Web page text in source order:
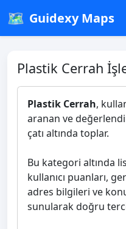
🗺️ Guidexy Maps
Plastik Cerrah
Plastik Cerrah,
aranan ve
çatı altında toplar.
Bu kategori altında
kullanıcı puanları,
adres bilgileri ve
sunularak doğru